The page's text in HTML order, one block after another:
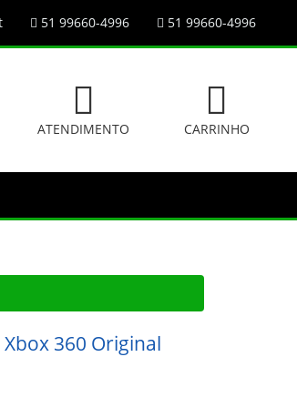
51 99660-4996 51 99660-4996
ATENDIMENTO CARRINHO
360 Original